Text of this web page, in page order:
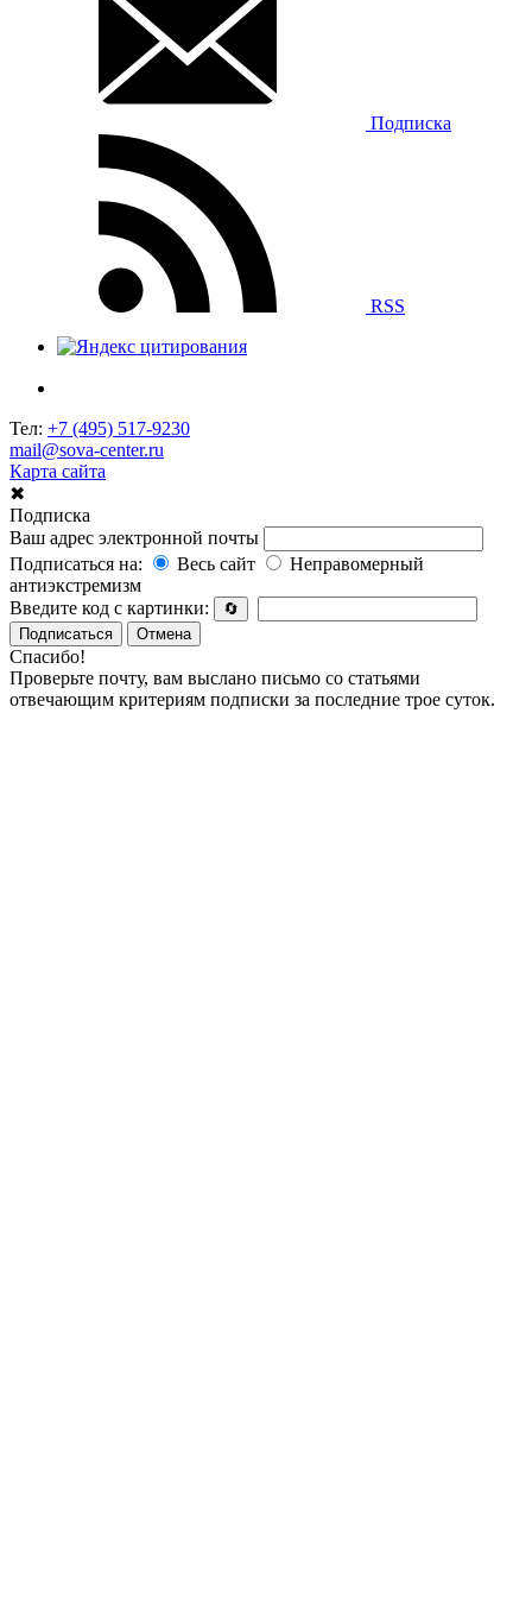
Подписка
RSS
Тел: +7 (495) 517-9230
mail@sova-center.ru
Карта сайта
✖
Подписка
Ваш адрес электронной почты
Подписаться на:
Весь сайт
Неправомерный
антиэкстремизм
Введите код с картинки:
🔄
Подписаться
Отмена
Спасибо!
Проверьте почту, вам выслано письмо со статьями
отвечающим критериям подписки за последние трое суток.